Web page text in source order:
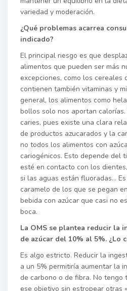
variedad y moderación.
¿Qué problemas acarrea
indicado?
El principal riesgo es que
alimentos que pueden ser más
excepciones, como los cereales
contienen también vitaminas y
general, los alimentos como
bollos solo nos aportan
caries, pues existe una clara
de productos azucarados y la
no todos los alimentos con
cariogénicos. Esto depende del
esté en contacto con los
si las aguas están fluoradas…
caramelo de los que se pegan
bebida con azúcar que casi no
boca.
La OMS se plantea reducir la
de azúcar del 10% al 5%. ¿Lo
Es algo estricto. Reducir la
a un 5% permitiría aumentar la
de carbono o de fibra. No tengo
ese objetivo sin estropear otras